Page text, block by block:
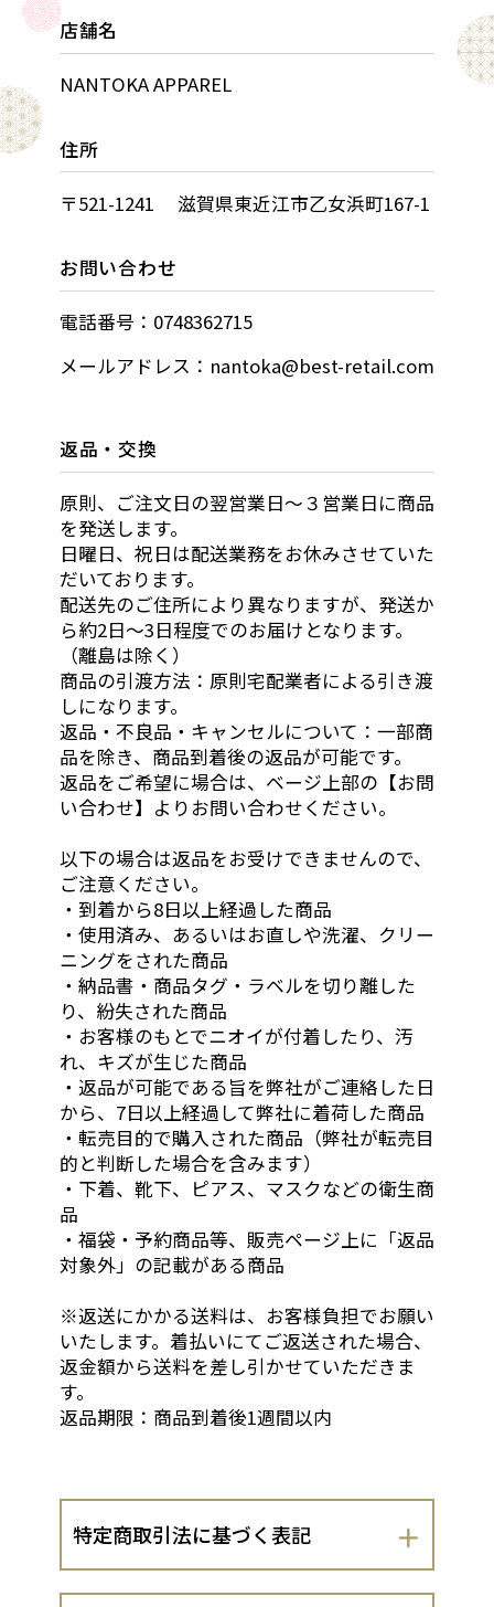
店舗名
NANTOKA APPAREL
住所
〒521-1241 滋賀県東近江市乙女浜町167-1
お問い合わせ
電話番号：0748362715
メールアドレス：nantoka@best-retail.com
返品・交換
原則、ご注文日の翌営業日～３営業日に商品
を発送します。
日曜日、祝日は配送業務をお休みさせていた
だいております。
配送先のご住所により異なりますが、発送か
ら約2日〜3日程度でのお届けとなります。
（離島は除く）
商品の引渡方法：原則宅配業者による引き渡
しになります。
返品・不良品・キャンセルについて：一部商
品を除き、商品到着後の返品が可能です。
返品をご希望に場合は、ベージ上部の【お問
い合わせ】よりお問い合わせください。
以下の場合は返品をお受けできませんので、
ご注意ください。
・到着から8日以上経過した商品
・使用済み、あるいはお直しや洗濯、クリー
ニングをされた商品
・納品書・商品タグ・ラベルを切り離した
り、紛失された商品
・お客様のもとでニオイが付着したり、汚
れ、キズが生じた商品
・返品が可能である旨を弊社がご連絡した日
から、7日以上経過して弊社に着荷した商品
・転売目的で購入された商品（弊社が転売目
的と判断した場合を含みます）
・下着、靴下、ピアス、マスクなどの衛生商
品
・福袋・予約商品等、販売ページ上に「返品
対象外」の記載がある商品
※返送にかかる送料は、お客様負担でお願い
いたします。着払いにてご返送された場合、
返金額から送料を差し引かせていただきま
す。
返品期限：商品到着後1週間以内
特定商取引法に基づく表記
会社名